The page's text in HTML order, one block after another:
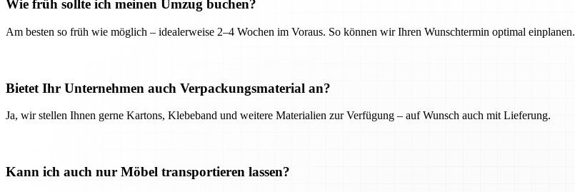
Wie früh sollte ich meinen Umzug buchen?
Am besten so früh wie möglich – idealerweise 2–4 Wochen im Voraus. So können wir Ihren Wunschtermin optimal einplanen.
Bietet Ihr Unternehmen auch Verpackungsmaterial an?
Ja, wir stellen Ihnen gerne Kartons, Klebeband und weitere Materialien zur Verfügung – auf Wunsch auch mit Lieferung.
Kann ich auch nur Möbel transportieren lassen?